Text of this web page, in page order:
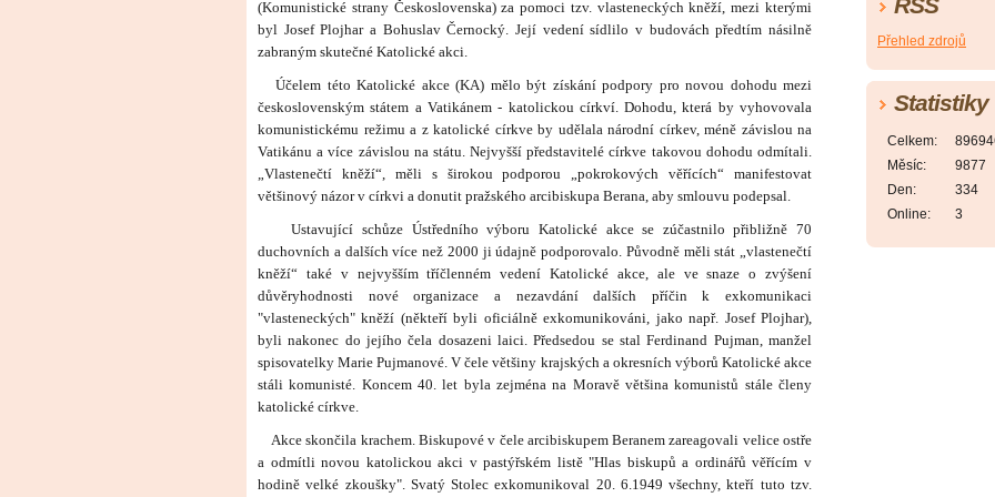
(Komunistické strany Československa)za pomoci tzv. vlasteneckých kněží, mezi kterými
byl Josef Plojhar a Bohuslav Černocký. Její vedení sídlilo v budovách předtím násilně
zabraným skutečné Katolické akci.
Účelem této Katolické akce (KA) mělo být získání podpory pro novou dohodu mezi
československým státem a Vatikánem - katolickou církví. Dohodu, která by vyhovovala
komunistickému režimu a z katolické církve by udělala národní církev, méně závislou na
Vatikánu a více závislou na státu. Nejvyšší představitelé církve takovou dohodu odmítali.
„Vlastenečtí kněží“, měli s širokou podporou „pokrokových věřících“ manifestovat
většinový názor v církvi a donutit pražského arcibiskupa Berana, aby smlouvu podepsal.
Ustavující schůze Ústředního výboru Katolické akce se zúčastnilo přibližně 70
duchovních a dalších více než 2000 ji údajně podporovalo. Původně měli stát „vlastenečtí
kněží“ také v nejvyšším tříčlenném vedení Katolické akce, ale ve snaze o zvýšení
důvěryhodnosti nové organizace a nezavdání dalších příčin k exkomunikaci
"vlasteneckých" kněží (někteří byli oficiálně exkomunikováni, jako např. Josef Plojhar),
byli nakonec do jejího čela dosazeni laici.Předsedou se stal Ferdinand Pujman, manžel
spisovatelky Marie Pujmanové. V čele většiny krajských a okresních výborů Katolické akce
stáli komunisté. Koncem 40. let byla zejména na Moravěvětšina komunistů stále členy
katolické církve.
Akce skončila krachem. Biskupové v čele arcibiskupem Beranem zareagovali velice ostře
a odmítli novou katolickou akci v pastýřském listě "Hlas biskupů a ordinářů věřícím v
hodině velké zkoušky". Svatý Stolec exkomunikoval 20. 6.1949všechny, kteří tuto tzv.
RSS
Přehled zdrojů
Statistiky
Online: 3
Celkem:
Měsíc:
9877
Den:
334